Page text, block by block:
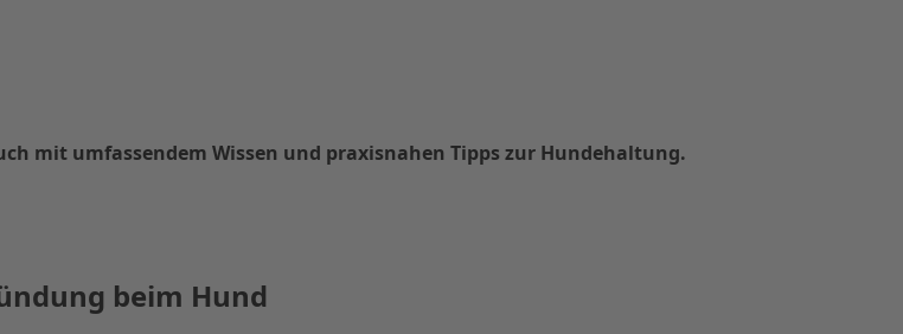
mit umfassendem Wissen und praxisnahen Tipps zur Hundehaltung.
beim Hund